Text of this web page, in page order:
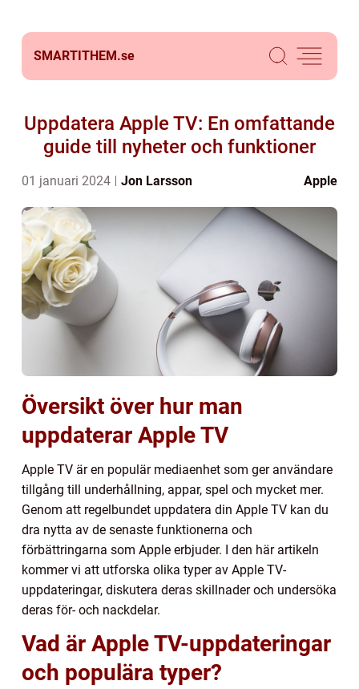
SMARTITHEM.se
Uppdatera Apple TV: En omfattande
guide till nyheter och funktioner
01 januari 2024 Jon Larsson Apple
Översikt över hur man
uppdaterar Apple TV
Apple TV är en populär mediaenhet som ger användare
tillgång till underhållning, appar, spel och mycket mer.
Genom att regelbundet uppdatera din Apple TV kan du
dra nytta av de senaste funktionerna och
förbättringarna som Apple erbjuder. I den här artikeln
kommer vi att utforska olika typer av Apple TV-
uppdateringar, diskutera deras skillnader och undersöka
deras för- och nackdelar.
Vad är Apple TV-uppdateringar
och populära typer?